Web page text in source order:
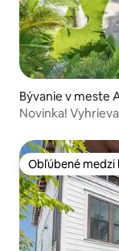
Bývanie v meste
Novinka!
Obľúbené medzi
Obľúbené medzi